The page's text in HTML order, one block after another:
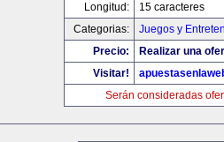
Longitud:
15 caracteres
Categorias:
Juegos y
Precio:
Realizar una
Visitar!
Serán consideradas